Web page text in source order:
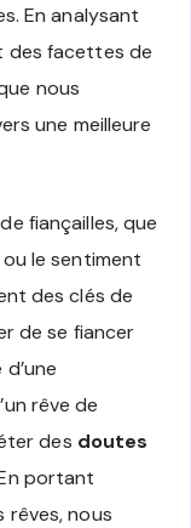
En analysant
des facettes de
nous
une meilleure
fiançailles, que
le sentiment
des clés de
de se fiancer
rêve de
des doutes
portant
nous